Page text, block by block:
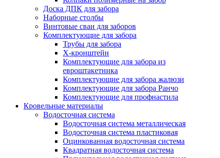
Доска ДПК для забора
Наборные столбы
Винтовые сваи для заборов
Комплектующие для забора
Трубы для забора
Х-кронштейн
Комплектующие для забора из
евроштакетника
Комплектующие для забора жалюзи
Комплектующие для забора Ранчо
Комплектующие для профнастила
Кровельные материалы
Водосточная система
Водосточная система металлическая
Водосточная система пластиковая
Оцинкованная водосточная система
Квадратная водосточная система